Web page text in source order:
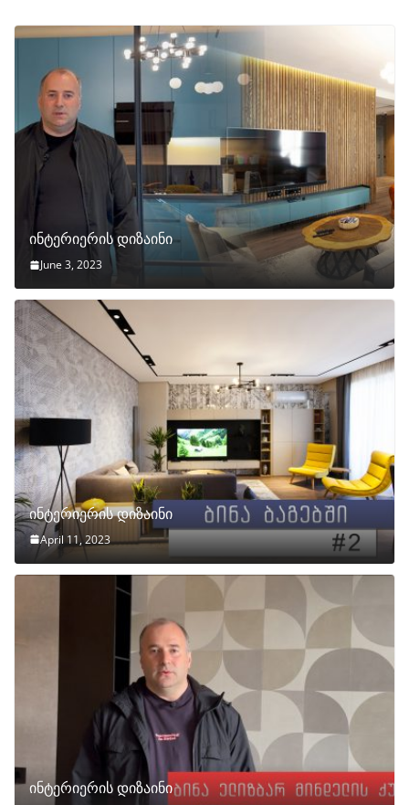
ინტერიერის დიზაინი
June 3, 2023
ინტერიერის დიზაინი
April 11, 2023
ინტერიერის დიზაინი